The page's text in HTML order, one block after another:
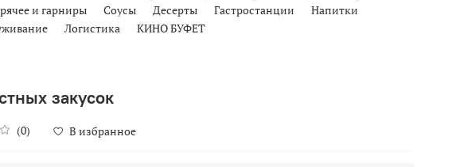
и гарниры Соусы Десерты Гастростанции
Напитки
Логистика
КИНО БУФЕТ
закусок
(0) В избранное